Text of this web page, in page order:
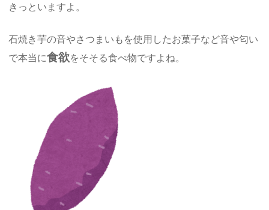
きっといますよ。
石焼き芋の音やさつまいもを使用したお菓子など音や匂い
で本当に食欲をそそる食べ物ですよね。